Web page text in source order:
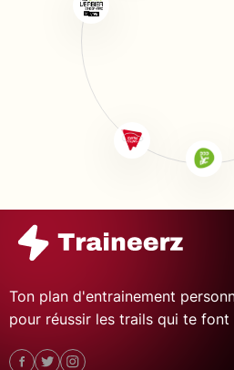
Ton plan d'entrainement
pour réussir les trails qui te font